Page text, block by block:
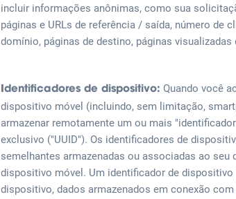
incluir informações anônimas, como sua
páginas e URLs de referência / saída, número
domínio, páginas de destino, páginas
Identificadores de dispositivo: Quando você
dispositivo móvel (incluindo, sem limitação,
armazenar remotamente um ou mais
exclusivo ("UUID"). Os identificadores de
semelhantes armazenadas ou associadas ao
dispositivo móvel. Um identificador de
dispositivo, dados armazenados em conexão